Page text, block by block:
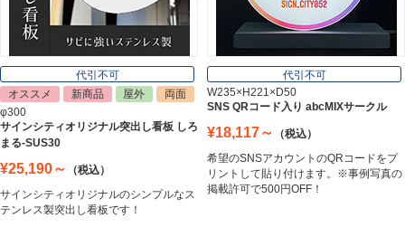
Nameplate
代引不可
オススメ
新商品 屋外
両面
φ300
サインシティオリジナル突出し看板 しろ
まる-SUS30
¥25,190～
（税込）
サインシティオリジナルのシンプルなス
テンレス製突出し看板です！
代引不可
W235×H221×D50
SNS QRコード入り abcMIXサークル
¥18,117～
（税込）
希望のSNSアカウントのQRコードをプ
リントして貼り付けます。※事例写真の
掲載許可で500円OFF！